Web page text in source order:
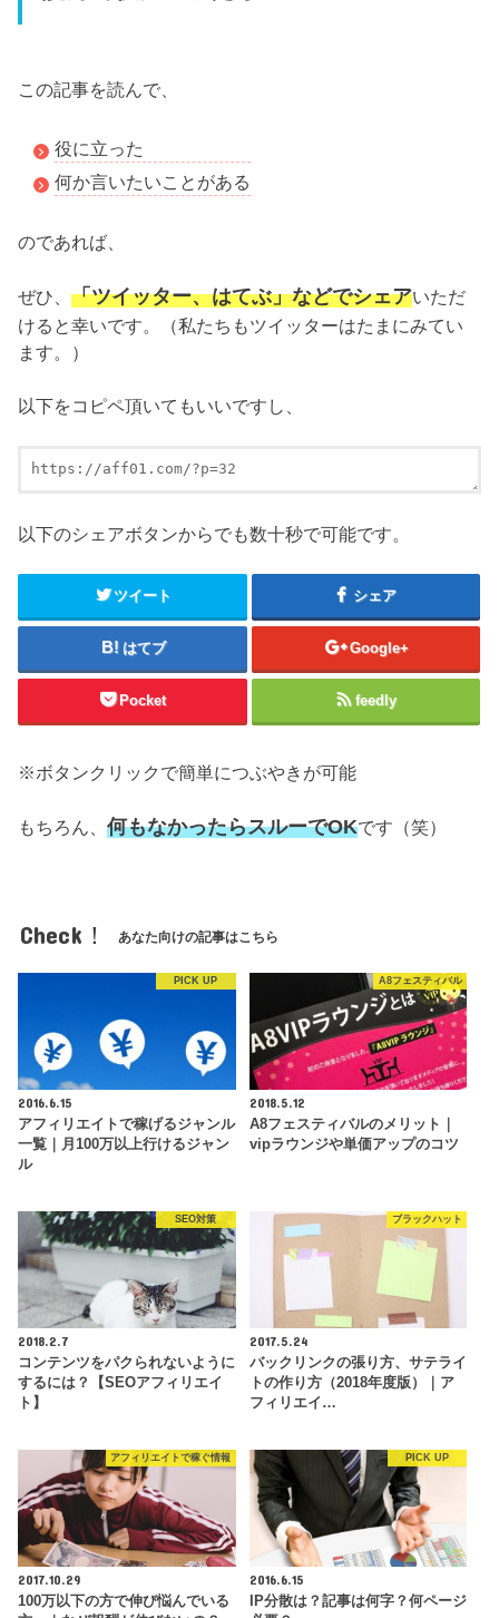
この記事を読んで、
役に立った
何か言いたいことがある
のであれば、
ぜひ、「ツイッター、はてぶ」などでシェアいただ
けると幸いです。（私たちもツイッターはたまにみてい
ます。）
以下をコピペ頂いてもいいですし、
以下のシェアボタンからでも数十秒で可能です。
ツイート シェア
はてブ Google+
Pocket feedly
※ボタンクリックで簡単につぶやきが可能
もちろん、何もなかったらスルーでOKです（笑）
Check！ あなた向けの記事はこちら
PICK UP
2016.6.15
アフィリエイトで稼げるジャンル
一覧｜月100万以上行けるジャン
ル
A8フェスティバル
2018.5.12
A8フェスティバルのメリット｜
vipラウンジや単価アップのコツ
SEO対策
2018.2.7
コンテンツをパクられないように
するには？【SEOアフィリエイ
ト】
ブラックハット
2017.5.24
バックリンクの張り方、サテライ
トの作り方（2018年度版）｜ア
フィリエイ…
アフィリエイトで稼ぐ情報
2017.10.29
100万以下の方で伸び悩んでいる
PICK UP
2016.6.15
IP分散は？記事は何字？何ページ